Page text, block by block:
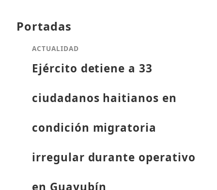
Portadas
ACTUALIDAD
Ejército detiene a 33
ciudadanos haitianos en
condición migratoria
irregular durante operativo
en Guayubín